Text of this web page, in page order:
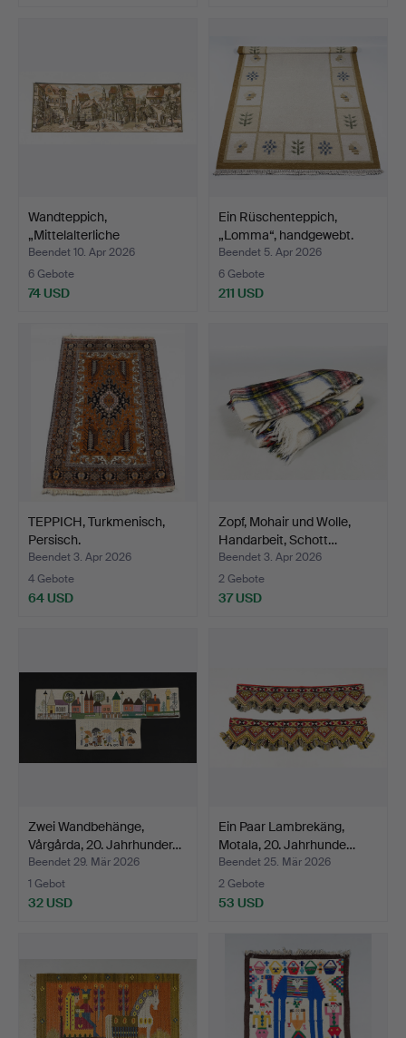
Wandteppich,
„Mittelalterliche
Stadtszene“…
Beendet 10. Apr 2026
6 Gebote
74 USD
Ein Rüschenteppich,
„Lomma“, handgewebt.
Beendet 5. Apr 2026
6 Gebote
211 USD
TEPPICH, Turkmenisch,
Persisch.
Beendet 3. Apr 2026
4 Gebote
64 USD
Zopf, Mohair und Wolle,
Handarbeit, Schott…
Beendet 3. Apr 2026
2 Gebote
37 USD
Zwei Wandbehänge,
Vårgårda, 20. Jahrhunder…
Beendet 29. Mär 2026
1 Gebot
32 USD
Ein Paar Lambrekäng,
Motala, 20. Jahrhunde…
Beendet 25. Mär 2026
2 Gebote
53 USD